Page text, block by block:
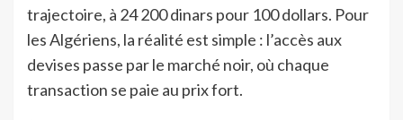
trajectoire, à 24 200 dinars pour 100 dollars. Pour
les Algériens, la réalité est simple : l’accès aux
devises passe par le marché noir, où chaque
transaction se paie au prix fort.